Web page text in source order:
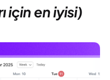
için en iyisi)